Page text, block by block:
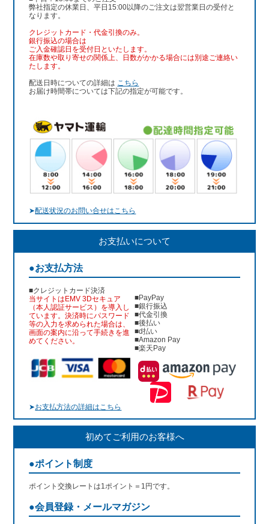
弊社指定の休業日、平日15:00以降のご注文は翌営業日の受付と
なります。
クレジットカード・代金引換のみ。
銀行振込の場合は
ご入金確認日を受付日といたします。
在庫数や取り寄せの関係上、日数がかかる場合には別途ご連絡い
たします。
配送日時についての詳細は こちら
お届け時間帯については下記の指定が可能です。
➤配送状況のお問い合せはこちら
お支払いについて
●お支払方法
■クレジットカード決済
当サイトはEMV 3Dセキュア
（本人認証サービス）を導入し
ています。決済時にパスワード
等の入力を求められた場合は、
画面の案内に沿って手続きを進
めてください。
■PayPay
■銀行振込
■代金引換
■後払い
■d払い
■Amazon Pay
■楽天Pay
➤お支払方法の詳細はこちら
初めてご利用のお客様へ
●ポイント制度
ポイント交換レートは1ポイント＝1円です。
●会員登録・メールマガジン